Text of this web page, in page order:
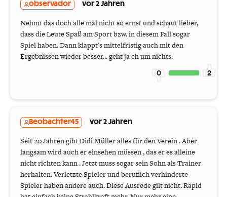
observador vor 2 Jahren
Nehmt das doch alle mal nicht so ernst und schaut lieber,
dass die Leute Spaß am Sport bzw. in diesem Fall sogar
Spiel haben. Dann klappt's mittelfristig auch mit den
Ergebnissen wieder besser... geht ja eh um nichts.
0 2
Beobachter45 vor 2 Jahren
Seit 20 Jahren gibt Didi Müller alles für den Verein . Aber
langsam wird auch er einsehen müssen , das er es alleine
nicht richten kann . Jetzt muss sogar sein Sohn als Trainer
herhalten. Verletzte Spieler und beruflich verhinderte
Spieler haben andere auch. Diese Ausrede gilt nicht. Rapid